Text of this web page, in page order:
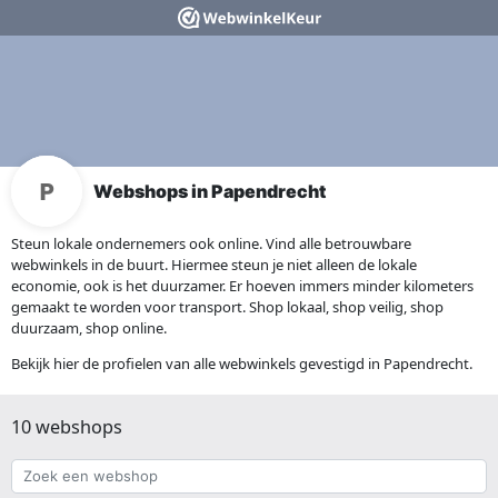
Webshops in Papendrecht
Steun lokale ondernemers ook online. Vind alle betrouwbare
webwinkels in de buurt. Hiermee steun je niet alleen de lokale
economie, ook is het duurzamer. Er hoeven immers minder kilometers
gemaakt te worden voor transport. Shop lokaal, shop veilig, shop
duurzaam, shop online.
Bekijk hier de profielen van alle webwinkels gevestigd in Papendrecht.
10 webshops
Zoek
een